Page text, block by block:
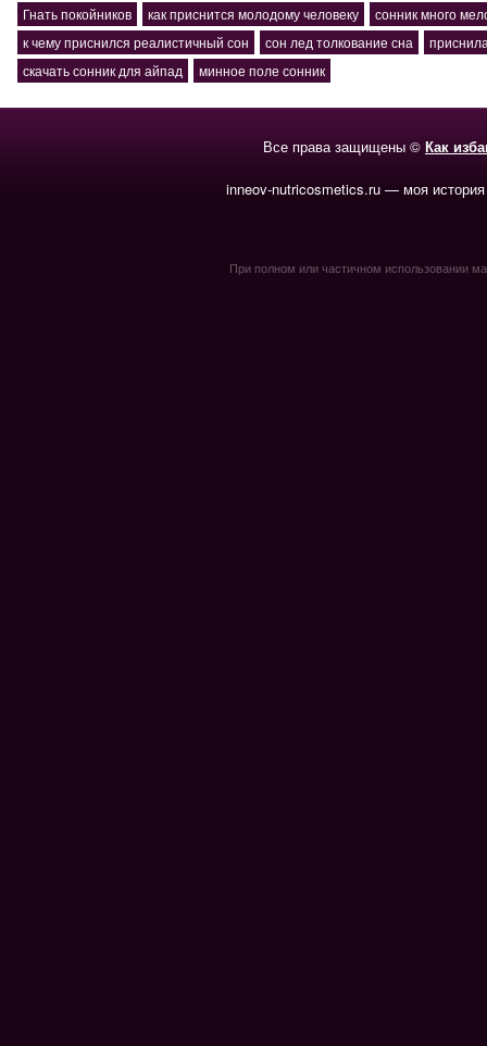
Гнать покойников
как приснится молодому человеку
сонник много
к чему приснился реалистичный сон
сон лед толкование сна
скачать сонник для айпад
минное поле сонник
Все права защищены © Как
inneov-nutricosmetics.ru — моя
При полном или частичном использовании